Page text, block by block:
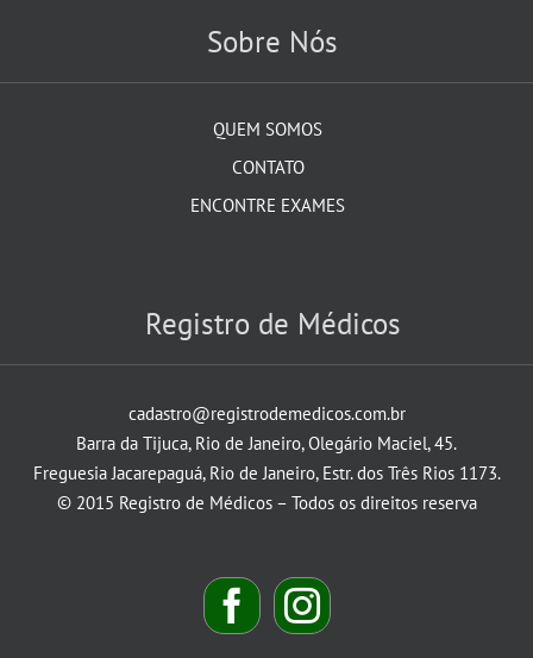
Sobre Nós
QUEM SOMOS
CONTATO
ENCONTRE EXAMES
Registro de Médicos
cadastro@registrodemedicos.com.br
Barra da Tijuca, Rio de Janeiro, Olegário Maciel, 45.
Freguesia Jacarepaguá, Rio de Janeiro, Estr. dos Três Rios 1173.
© 2015 Registro de Médicos – Todos os direitos reserva